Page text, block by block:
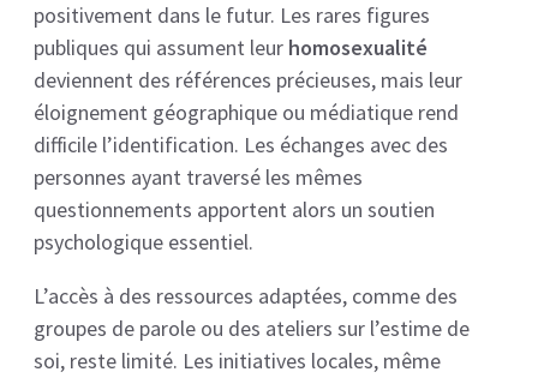
positivement dans le futur. Les rares figures
publiques qui assument leur homosexualité
deviennent des références précieuses, mais leur
éloignement géographique ou médiatique rend
difficile l’identification. Les échanges avec des
personnes ayant traversé les mêmes
questionnements apportent alors un soutien
psychologique essentiel.
L’accès à des ressources adaptées, comme des
groupes de parole ou des ateliers sur l’estime de
soi, reste limité. Les initiatives locales, même